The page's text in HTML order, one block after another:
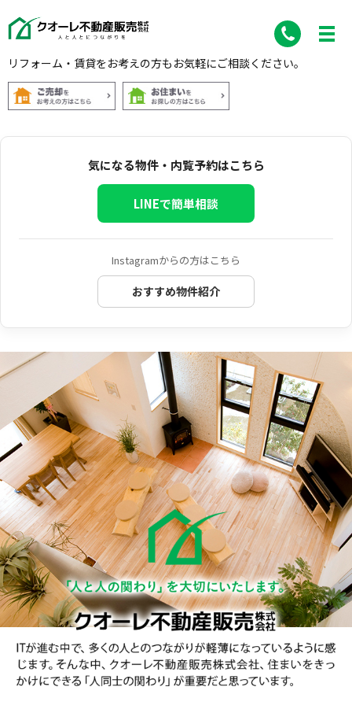
リフォーム・賃貸をお考えの方もお気軽にご相談ください。
気になる物件・内覧予約はこちら
LINEで簡単相談
Instagramからの方はこちら
おすすめ物件紹介